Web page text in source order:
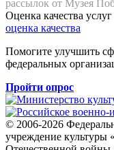
рассылок от Музея
Оценка качества
оценка качества
Помогите улучшить
федеральных
Пройти опрос
© 2006-2026
учреждение культуры